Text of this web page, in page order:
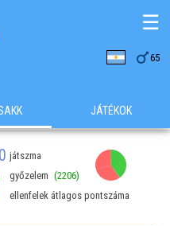
65
☰
JÁTÉKOK
játszma
győzelem (2206)
ellenfelek átlagos pontszáma